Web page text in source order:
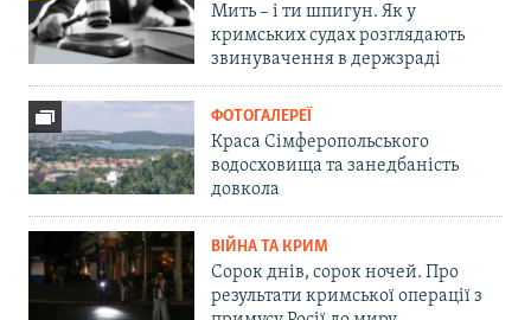
Мить – і ти шпигун. Як у
кримських судах розглядають
звинувачення в держзраді
ФОТОГАЛЕРЕЇ
Краса Сімферопольського
водосховища та занедбаність
довкола
ВІЙНА ТА КРИМ
Сорок днів, сорок ночей. Про
результати кримської операції з